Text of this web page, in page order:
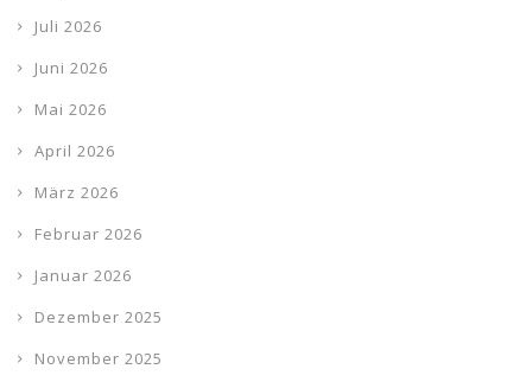
Juli 2026
Juni 2026
Mai 2026
April 2026
März 2026
Februar 2026
Januar 2026
Dezember 2025
November 2025